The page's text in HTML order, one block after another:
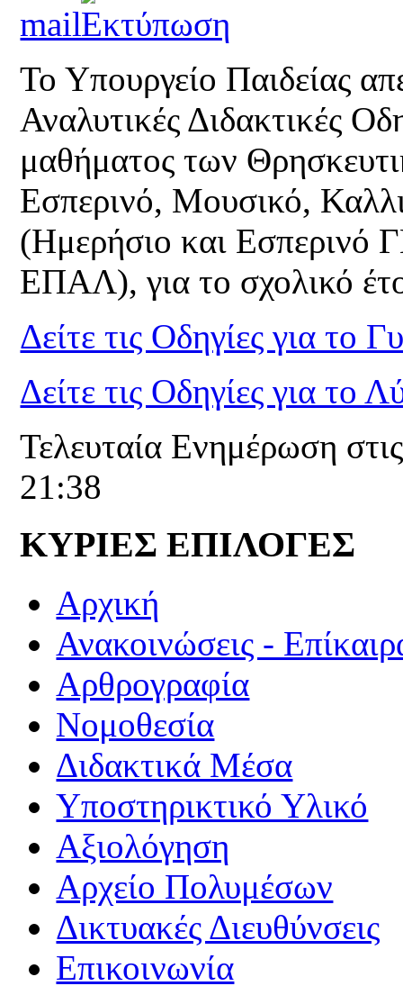
Το Υπουργείο Παιδείας
Αναλυτικές Διδακτικές
μαθήματος των
Εσπερινό, Μουσικό,
(Ημερήσιο και Εσπερινό
ΕΠΑΛ), για το σχολικό
Δείτε τις Οδηγίες για το
Δείτε τις Οδηγίες για το
Τελευταία Ενημέρωση
21:38
ΚΥΡΙΕΣ ΕΠΙΛΟΓΕΣ
Αρχική
Ανακοινώσεις -
Αρθρογραφία
Νομοθεσία
Διδακτικά Μέσα
Υποστηρικτικό Υλικό
Αξιολόγηση
Αρχείο Πολυμέσων
Δικτυακές Διευθύνσεις
Επικοινωνία